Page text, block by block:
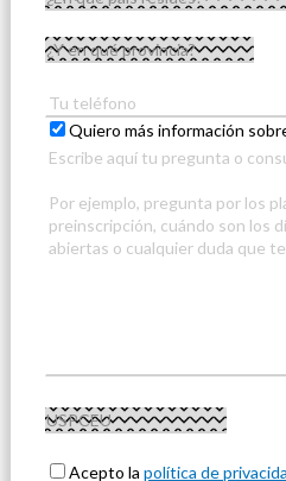
Quiero más información
Acepto lapolítica de